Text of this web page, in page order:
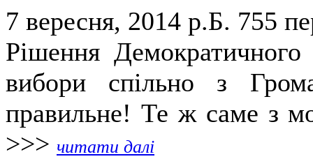
7 вересня, 2014 р.Б. 755
Рішення
вибори спільно з
правильне! Те ж саме з
>>> читати далі